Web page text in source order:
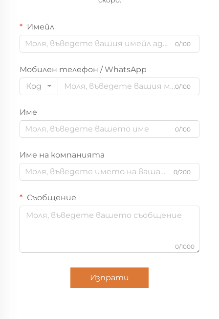
дистрибуция, частен
етикет
Имейл
0/100
Мобилен телефон / WhatsApp
Код
0/100
Име
0/100
Име на компанията
0/200
Съобщение
0/1000
Изпрати